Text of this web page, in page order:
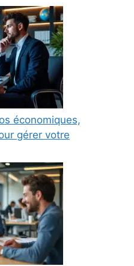
économiques,
gérer votre